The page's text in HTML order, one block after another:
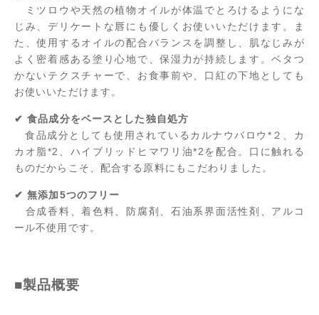
ミツロウや天然の植物オイルが体温でとろけるようにな
じみ、デリケートな唇にも優しくお使いいただけます。ま
た、使用するオイルの配合バランスを調整し、肌なじみが
よく密着感ある塗り心地で、保湿力が持続します。ベタつ
かないテクスチャーで、お食事前や、口紅の下地としても
お使いいただけます。
✔ 食品成分をベースとした独自処方
食品成分としても使用されているカルナウバロウ*２、カ
カオ脂*2、ハイブリッドヒマワリ油*2を配合。口に触れる
ものだからこそ、配合する原料にもこだわりました。
✔ 無添加5つのフリー
合成香料、着色料、防腐剤、石油系界面活性剤、アルコ
ール不使用です。
■製品概要